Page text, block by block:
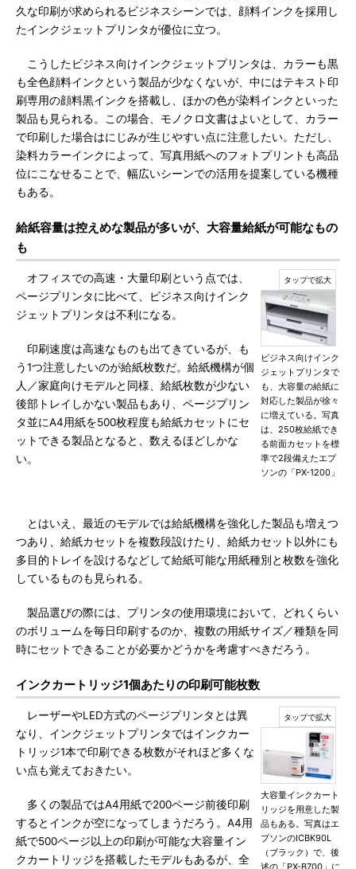
久な印刷が求められるビジネスシーンでは、顔料インクを採用し
たインクジェットプリンタが優位に立つ。
こうしたビジネス向けインクジェットプリンタは、カラーも黒
も全色顔料インクという製品が少なくないが、中にはテキスト印
刷専用の顔料黒インクを搭載し、ほかの色が染料インクといった
製品も見られる。この場合、モノクロ文書はよいとして、カラー
で印刷した場合はにじみが生じやすい点に注意したい。ただし、
染料カラーインクによって、写真用紙へのフォトプリントも高品
位にこなせることで、幅広いシーンでの活用を提案している機種
もある。
給紙容量は控えめな製品が多いが、大容量給紙が可能なもの
も
ビジネス向けインク
ジェットプリンタで
も、大容量の給紙に
対応した製品が徐々
に増えている。写真
は、250枚給紙でき
る前面カセットを標
準で2段備えたエプ
ソンの「PX-1200」
オフィスでの高速・大量印刷という点では、
ページプリンタに比べて、ビジネス向けインク
ジェットプリンタは不利になる。
印刷速度は高速なものも出てきているが、も
う1つ注意したいのが給紙枚数だ。給紙機構が個
人／家庭向けモデルと同様、給紙枚数が少ない
後部トレイしかない製品もあり、ページプリン
タ並にA4用紙を500枚程度も給紙カセットにセ
ットできる製品となると、数えるほどしかな
い。
とはいえ、最近のモデルでは給紙機構を強化した製品も増えつ
つあり、給紙カセットを複数段設けたり、給紙カセット以外にも
多目的トレイを設けるなどして給紙可能な用紙種別と枚数を強化
しているものも見られる。
製品選びの際には、プリンタの使用環境において、どれくらい
のボリュームを毎日印刷するのか、複数の用紙サイズ／種類を同
時にセットできることが必要かどうかを考慮すべきだろう。
インクカートリッジ1個あたりの印刷可能枚数
大容量インクカート
リッジを用意した製
品もある。写真はエ
プソンのICBK90L
（ブラック）で、後
述の「PX-B700」に
レーザーやLED方式のページプリンタとは異
なり、インクジェットプリンタではインクカー
トリッジ1本で印刷できる枚数がそれほど多くな
い点も覚えておきたい。
多くの製品ではA4用紙で200ページ前後印刷
するとインクが空になってしまうだろう。A4用
紙で500ページ以上の印刷が可能な大容量イン
クカートリッジを搭載したモデルもあるが、全